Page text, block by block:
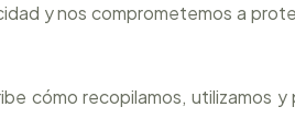
y nos comprometemos a
cómo recopilamos, utilizamos